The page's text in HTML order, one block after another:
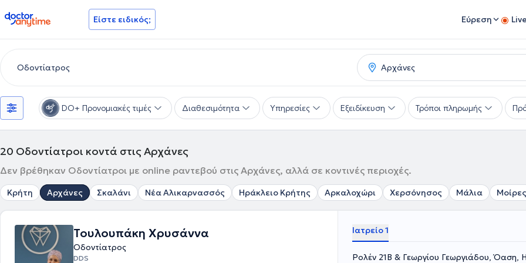
doctoranytime Είστε ειδικός; Εύρεση
DO+ Προνομιακές τιμές Διαθεσιμότητα Υπηρεσίες Εξειδίκευση Τρόποι πληρωμής
20 Οδοντίατροι κοντά στις Αρχάνες
Δεν βρέθηκαν Οδοντίατροι με online ραντεβού στις Αρχάνες, αλλά σε κοντινές περιοχές.
Κρήτη Αρχάνες Σκαλάνι Νέα Αλικαρνασσός Ηράκλειο Κρήτης Αρκαλοχώρι Χερσόνησος Μάλια Μοίρες
Τουλουπάκη Χρυσάννα
Οδοντίατρος
DDS
Ιατρείο 1
Ρολέν 21Β & Γεωργίου Γεωργιάδου, Όαση,